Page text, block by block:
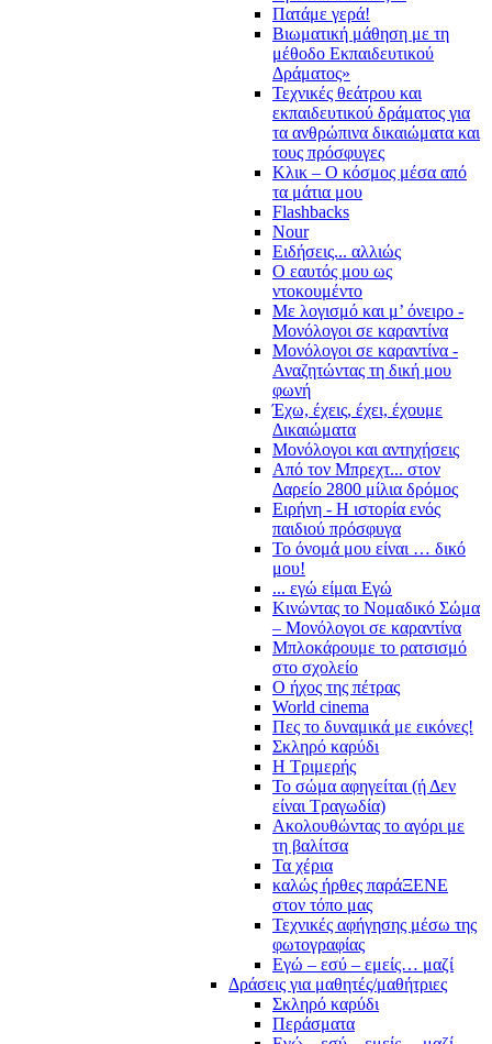
Πατάμε γερά!
Βιωματική μάθηση με τη
μέθοδο Εκπαιδευτικού
Δράματος»
Τεχνικές θεάτρου και
εκπαιδευτικού δράματος για
τα ανθρώπινα δικαιώματα και
τους πρόσφυγες
Κλικ – Ο κόσμος μέσα από
τα μάτια μου
Flashbacks
Nour
Ειδήσεις... αλλιώς
Ο εαυτός μου ως
ντοκουμέντο
Με λογισμό και μ’ όνειρο -
Μονόλογοι σε καραντίνα
Μονόλογοι σε καραντίνα -
Αναζητώντας τη δική μου
φωνή
Έχω, έχεις, έχει, έχουμε
Δικαιώματα
Μονόλογοι και αντηχήσεις
Από τον Μπρεχτ... στον
Δαρείο 2800 μίλια δρόμος
Ειρήνη - Η ιστορία ενός
παιδιού πρόσφυγα
Το όνομά μου είναι … δικό
μου!
... εγώ είμαι Εγώ
Κινώντας το Νομαδικό Σώμα
– Μονόλογοι σε καραντίνα
Μπλοκάρουμε το ρατσισμό
στο σχολείο
Ο ήχος της πέτρας
World cinema
Πες το δυναμικά με εικόνες!
Σκληρό καρύδι
Η Τριμερής
Το σώμα αφηγείται (ή Δεν
είναι Τραγωδία)
Ακολουθώντας το αγόρι με
τη βαλίτσα
Τα χέρια
καλώς ήρθες παράΞΕΝΕ
στον τόπο μας
Τεχνικές αφήγησης μέσω της
φωτογραφίας
Εγώ – εσύ – εμείς… μαζί
Δράσεις για μαθητές/μαθήτριες
Σκληρό καρύδι
Περάσματα